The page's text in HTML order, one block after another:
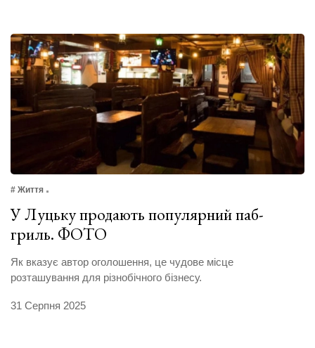
# Життя
У Луцьку продають популярний паб-
гриль. ФОТО
Як вказує автор оголошення, це чудове місце
розташування для різнобічного бізнесу.
31 Серпня 2025